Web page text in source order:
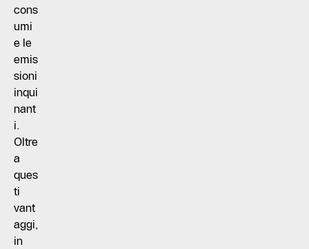
cons
umi
e le
emis
sioni
inqui
nant
i.
Oltre
a
ques
ti
vant
aggi,
in